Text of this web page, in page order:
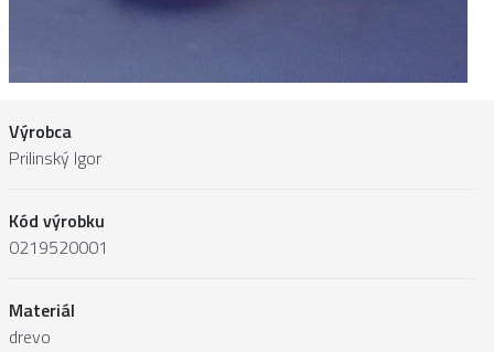
Výrobca
Prilinský Igor
Kód výrobku
0219520001
Materiál
drevo